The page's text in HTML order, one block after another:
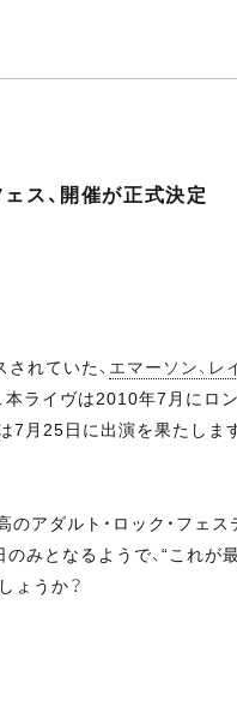
ス、開催が正式決定
れていた、 エマーソン、レ
ライヴは2010年7月にロ
7月25日に出演を果たし
アダルト・ロック・フェ
みとなるようで、“これ
ょうか？